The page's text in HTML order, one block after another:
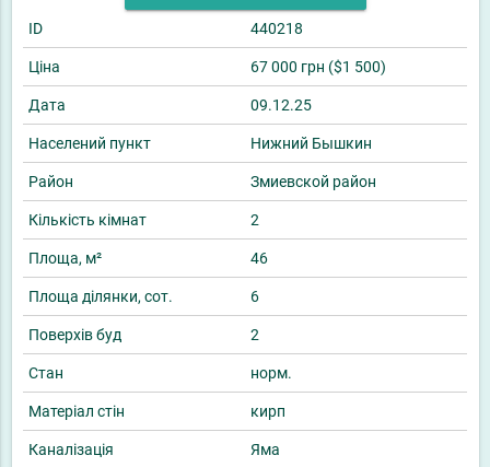
ID 440218
Ціна 67 000 грн ($1 500)
Дата 09.12.25
Населений пункт Нижний Бышкин
Район Змиевской район
Кількість кімнат 2
Площа, м² 46
Площа ділянки, сот. 6
Поверхів буд 2
Стан норм.
Матеріал стін кирп
Каналізація Яма